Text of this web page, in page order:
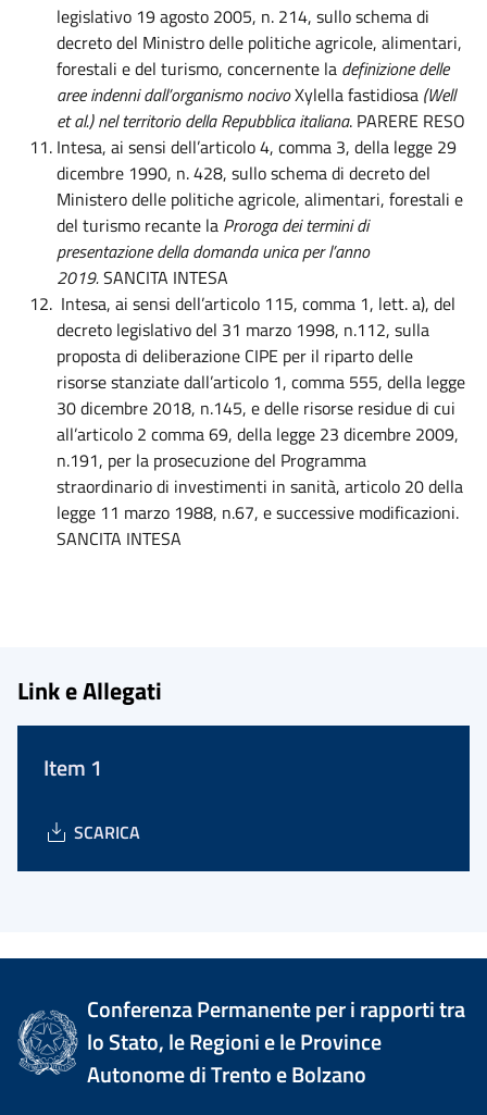
legislativo 19 agosto 2005, n. 214, sullo schema di
decreto del Ministro delle politiche agricole, alimentari,
forestali e del turismo, concernente la definizione delle
aree indenni dall’organismo nocivoXylella fastidiosa (Well
et al.) nel territorio della Repubblica italiana. PARERE RESO
Intesa, ai sensi dell’articolo 4, comma 3, della legge 29
dicembre 1990, n. 428, sullo schema di decreto del
Ministero delle politiche agricole, alimentari, forestali e
del turismo recante la Proroga dei termini di
presentazione della domanda unica per l’anno
2019.SANCITA INTESA
Intesa, ai sensi dell’articolo 115, comma 1, lett. a), del
decreto legislativo del 31 marzo 1998, n.112, sulla
proposta di deliberazione CIPE per il riparto delle
risorse stanziate dall’articolo 1, comma 555, della legge
30 dicembre 2018, n.145, e delle risorse residue di cui
all’articolo 2 comma 69, della legge 23 dicembre 2009,
n.191, per la prosecuzione del Programma
straordinario di investimenti in sanità, articolo 20 della
legge 11 marzo 1988, n.67, e successive modificazioni.
SANCITA INTESA
Link e Allegati
Item 1
SCARICA
Conferenza Permanente per i rapporti tra
lo Stato, le Regioni e le Province
Autonome di Trento e Bolzano